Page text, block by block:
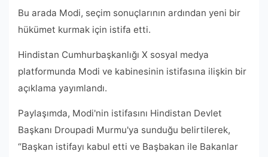
Bu arada Modi, seçim sonuçlarının ardından yeni bir
hükümet kurmak için istifa etti.
Hindistan Cumhurbaşkanlığı X sosyal medya
platformunda Modi ve kabinesinin istifasına ilişkin bir
açıklama yayımlandı.
Paylaşımda, Modi'nin istifasını Hindistan Devlet
Başkanı Droupadi Murmu'ya sunduğu belirtilerek,
“Başkan istifayı kabul etti ve Başbakan ile Bakanlar